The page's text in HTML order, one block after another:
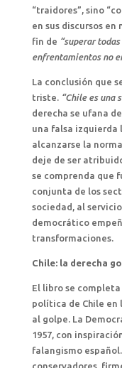
“traidores”, sino
en sus discursos
fin de “superar
enfrentamientos no
La conclusión que
triste. “Chile es una
derecha se ufana
una falsa izquierda
alcanzarse la
deje de ser
se comprenda que
conjunta de los
sociedad, al
democrático
transformaciones.
Chile: la derecha
El libro se
política de Chile
al golpe. La
1957, con
falangismo
conservadores,